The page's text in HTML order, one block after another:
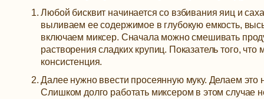
Любой бисквит начинается со взбивания яиц и
выливаем ее содержимое в глубокую емкость,
включаем миксер. Сначала можно смешивать
растворения сладких крупиц. Показатель того,
консистенция.
Далее нужно ввести просеянную муку. Делаем
Слишком долго работать миксером в этом случае